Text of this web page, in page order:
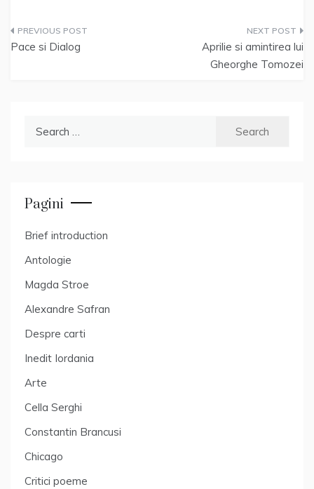
Post
Pace si Dialog
Aprilie si amintirea lui
Gheorghe Tomozei
Pagini
Brief introduction
Antologie
Magda Stroe
Alexandre Safran
Despre carti
Inedit Iordania
Arte
Cella Serghi
Constantin Brancusi
Chicago
Critici poeme